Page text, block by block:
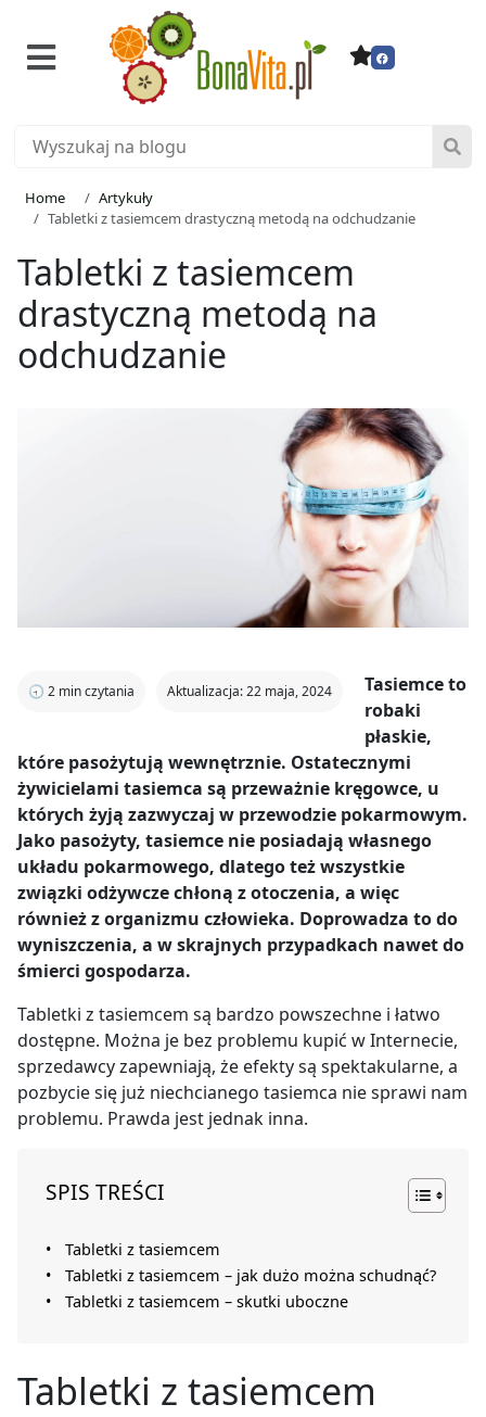
Home
Artykuły
Tabletki z tasiemcem drastyczną metodą na odchudzanie
Tabletki z tasiemcem
drastyczną metodą na
odchudzanie
🕣 2 min czytania Aktualizacja: 22 maja, 2024
Tasiemce to
robaki
płaskie,
które pasożytują wewnętrznie. Ostatecznymi
żywicielami tasiemca są przeważnie kręgowce, u
których żyją zazwyczaj w przewodzie pokarmowym.
Jako pasożyty, tasiemce nie posiadają własnego
układu pokarmowego, dlatego też wszystkie
związki odżywcze chłoną z otoczenia, a więc
również z organizmu człowieka. Doprowadza to do
wyniszczenia, a w skrajnych przypadkach nawet do
śmierci gospodarza.
Tabletki z tasiemcem są bardzo powszechne i łatwo
dostępne. Można je bez problemu kupić w Internecie,
sprzedawcy zapewniają, że efekty są spektakularne, a
pozbycie się już niechcianego tasiemca nie sprawi nam
problemu. Prawda jest jednak inna.
SPIS TREŚCI
Tabletki z tasiemcem
Tabletki z tasiemcem – jak dużo można schudnąć?
Tabletki z tasiemcem – skutki uboczne
Tabletki z tasiemcem